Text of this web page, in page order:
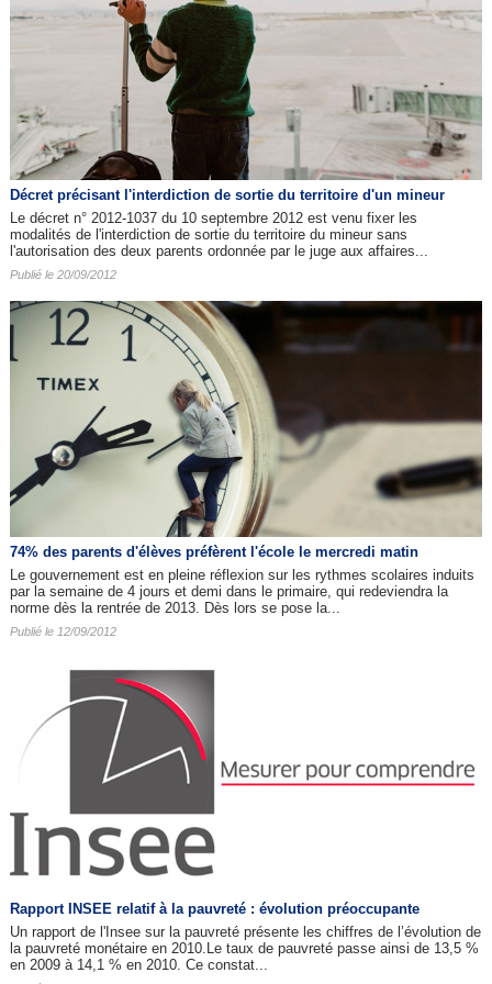
Décret précisant l'interdiction de sortie du territoire d'un mineur
Le décret n° 2012-1037 du 10 septembre 2012 est venu fixer les
modalités de l'interdiction de sortie du territoire du mineur sans
l'autorisation des deux parents ordonnée par le juge aux affaires...
Publié le 20/09/2012
74% des parents d'élèves préfèrent l'école le mercredi matin
Le gouvernement est en pleine réflexion sur les rythmes scolaires induits
par la semaine de 4 jours et demi dans le primaire, qui redeviendra la
norme dès la rentrée de 2013. Dès lors se pose la...
Publié le 12/09/2012
Rapport INSEE relatif à la pauvreté : évolution préoccupante
Un rapport de l'Insee sur la pauvreté présente les chiffres de l’évolution de
la pauvreté monétaire en 2010.Le taux de pauvreté passe ainsi de 13,5 %
en 2009 à 14,1 % en 2010. Ce constat...